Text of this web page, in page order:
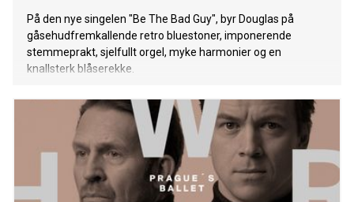
På den nye singelen "Be The Bad Guy", byr Douglas på
gåsehudfremkallende retro bluestoner, imponerende
stemmeprakt, sjelfullt orgel, myke harmonier og en
knallsterk blåserekke.